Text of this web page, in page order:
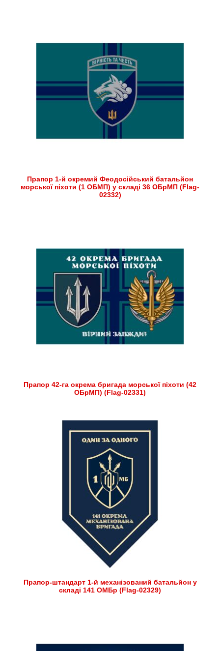
Прапор 1-й окремий Феодосійський батальйон
морської піхоти (1 ОБМП) у складі 36 ОБрМП (Flag-
02332)
Прапор 42-га окрема бригада морської піхоти (42
ОБрМП) (Flag-02331)
Прапор-штандарт 1-й механізований батальйон у
складі 141 ОМБр (Flag-02329)